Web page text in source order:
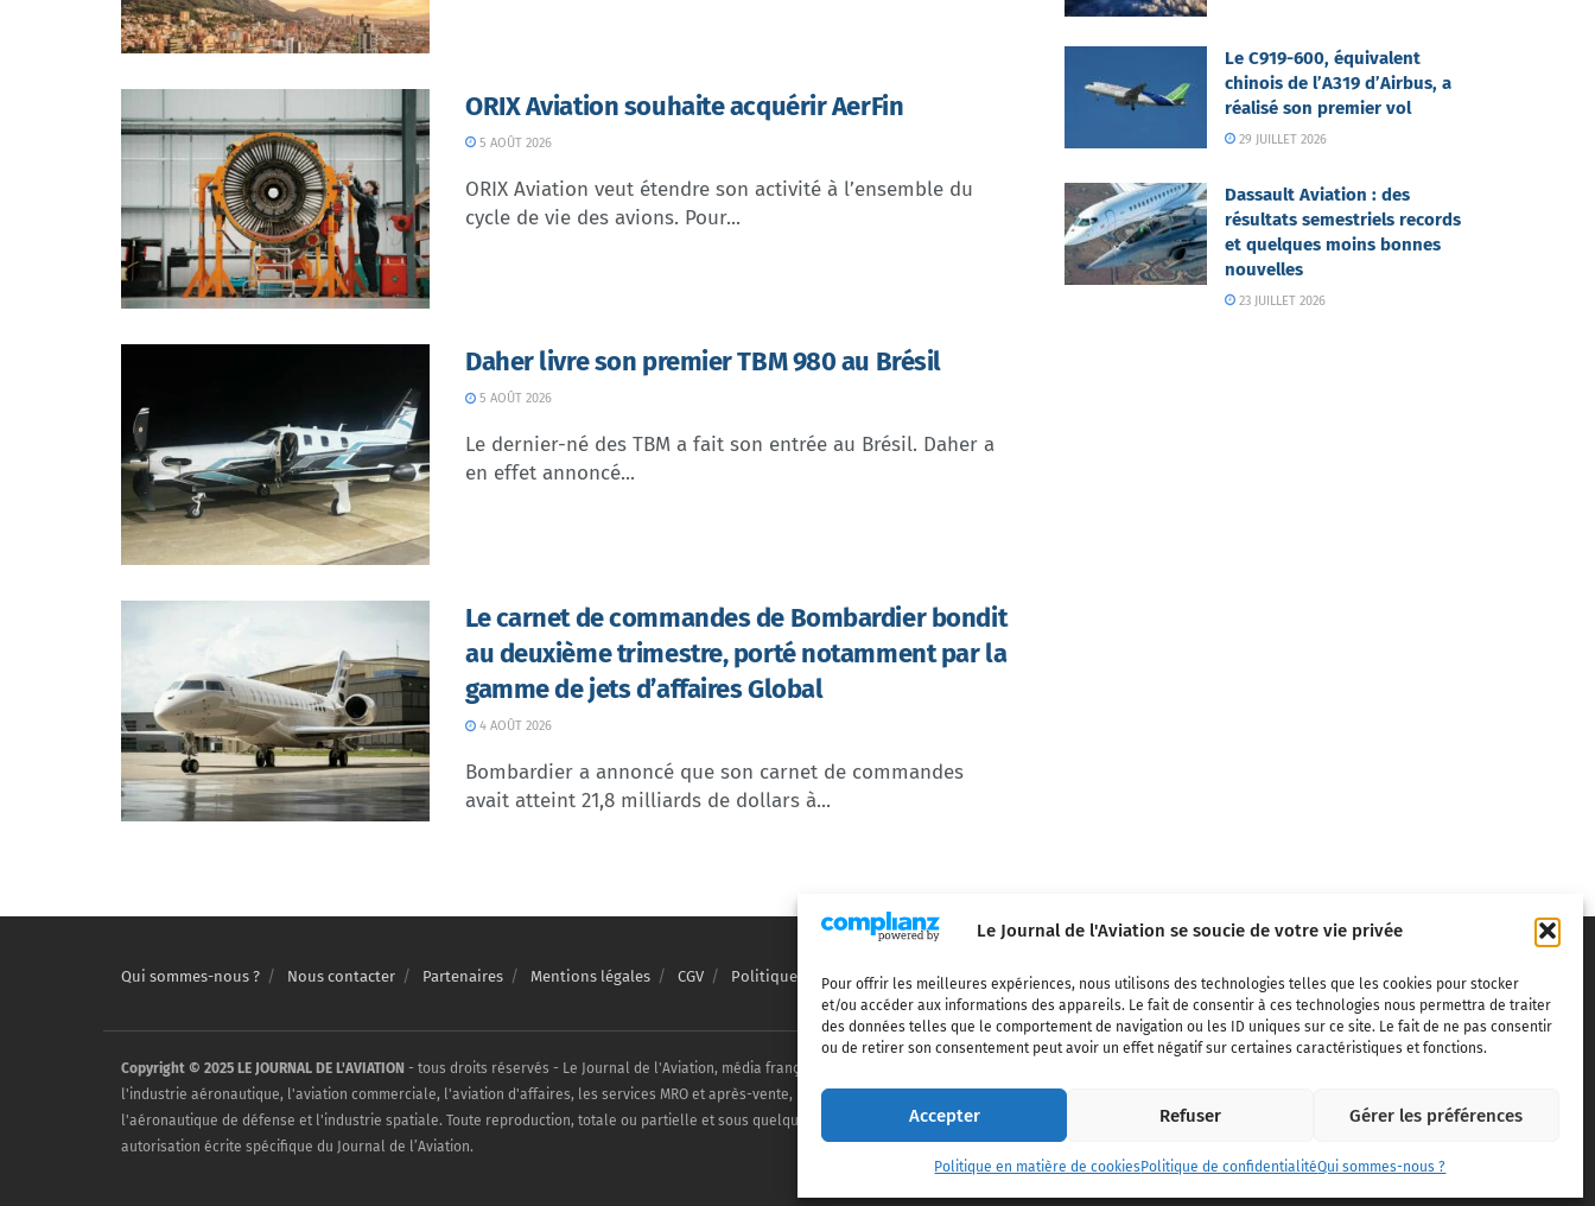
Le Journal de l'Aviation se soucie de votre vie privée
Pour offrir les meilleures expériences, nous utilisons des technologies telles que les cookies pour stocker
et/ou accéder aux informations des appareils. Le fait de consentir à ces technologies nous permettra de traiter
des données telles que le comportement de navigation ou les ID uniques sur ce site. Le fait de ne pas consentir
ou de retirer son consentement peut avoir un effet négatif sur certaines caractéristiques et fonctions.
Accepter Refuser Gérer les préférences
Politique en matière de cookies Politique de confidentialitéQui sommes-nous ?
ORIX Aviation souhaite acquérir AerFin
5 AOÛT 2026
ORIX Aviation veut étendre son activité à l’ensemble du
cycle de vie des avions. Pour...
Daher livre son premier TBM 980 au Brésil
5 AOÛT 2026
Le dernier-né des TBM a fait son entrée au Brésil. Daher a
en effet annoncé...
Le carnet de commandes de Bombardier bondit
au deuxième trimestre, porté notamment par la
gamme de jets d’affaires Global
4 AOÛT 2026
Bombardier a annoncé que son carnet de commandes
avait atteint 21,8 milliards de dollars à...
Le C919-600, équivalent
chinois de l’A319 d’Airbus, a
réalisé son premier vol
29 JUILLET 2026
Dassault Aviation : des
résultats semestriels records
et quelques moins bonnes
nouvelles
23 JUILLET 2026
Qui sommes-nous ? Nous contacter Partenaires Mentions légales CGV Politique de confidentialité Cookies
Copyright © 2025 LE JOURNAL DE L'AVIATION - tous droits réservés - Le Journal de l'Aviation, média français de référence couvrant l'actualité de
l'industrie aéronautique, l'aviation commerciale, l'aviation d'affaires, les services MRO et après-vente, le financement et la location d'aéronefs civils,
l'aéronautique de défense et l'industrie spatiale. Toute reproduction, totale ou partielle et sous quelque forme ou support que ce soit, est interdite sans
autorisation écrite spécifique du Journal de l’Aviation.